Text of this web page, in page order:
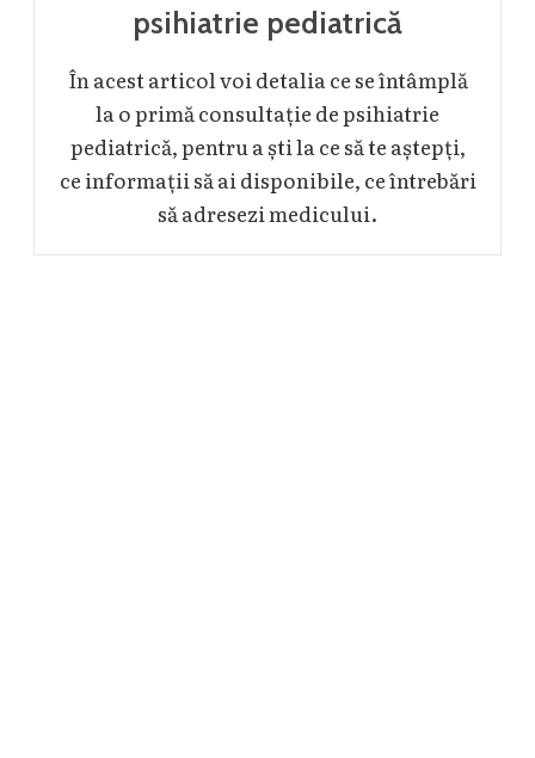
psihiatrie pediatrică
În acest articol voi detalia ce se întâmplă
la o primă consultație de psihiatrie
pediatrică, pentru a ști la ce să te aștepți,
ce informații să ai disponibile, ce întrebări
să adresezi medicului.